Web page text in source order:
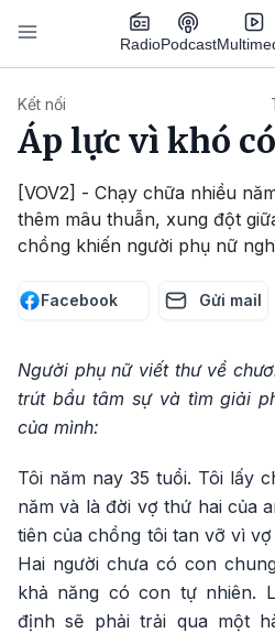
Nhảy đến nội dung
RadioPodcast
Kết nối
Áp lực vì khó
[VOV2] - Chạy chữa nhiều
thêm mâu thuẫn, xung đột
chồng khiến người phụ nữ
Facebook Gửi mail
Người phụ nữ viết thư về
trút bầu tâm sự và tìm giải
của mình:
Tôi năm nay 35 tuổi. Tôi lấy
năm và là đời vợ thứ hai của
tiên của chồng tôi tan vỡ vì
Hai người chưa có con
khả năng có con tự nhiên.
định sẽ phải trải qua một